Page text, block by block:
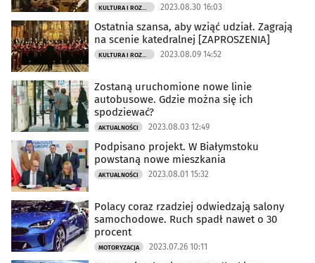
KULTURA I ROZRYWKA 2023.08.30 16:03
Ostatnia szansa, aby wziąć udział. Zagrają
na scenie katedralnej [ZAPROSZENIA]
KULTURA I ROZRYWKA 2023.08.09 14:52
Zostaną uruchomione nowe linie
autobusowe. Gdzie można się ich
spodziewać?
AKTUALNOŚCI 2023.08.03 12:49
Podpisano projekt. W Białymstoku
powstaną nowe mieszkania
AKTUALNOŚCI 2023.08.01 15:32
Polacy coraz rzadziej odwiedzają salony
samochodowe. Ruch spadł nawet o 30
procent
MOTORYZACJA 2023.07.26 10:11